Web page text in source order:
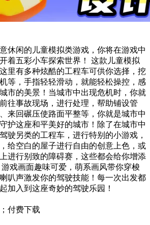
休闲的儿童模拟类游戏，你将在游戏中
着五彩小车探索世界！ 这款儿童模拟
里有多种炫酷的工程车可供你选择，挖
等，手指轻轻滑动，就能轻松操控，感
市的美景！当城市中出现危机时，你就
往事故现场，进行处理，帮助铺设管
来回碾压使路面平整等，你就是城市中
护这座和平美好的城市！除了在城市中
驶另类的工程车，进行特别的小游戏，
给空白的屋子进行自由的创意上色，或
进行别致的障碍赛，这些都会给你增添
戏画面趣味可爱，萌系画风带你穿梭
叭声激发你的驾驶技能！每一次出发都
加入到这座奇妙的驾驶乐园！
付费下载